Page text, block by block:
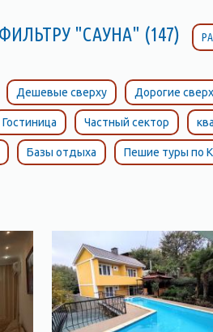
"САУНА" (147)
Дешевые сверху Дорогие
Гостиница Частный сектор
Базы отдыха Пешие туры по